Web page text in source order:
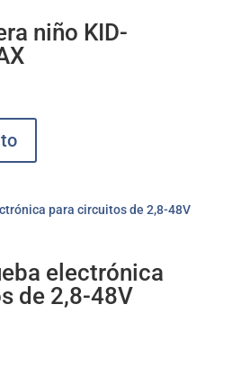
niño KID-
electrónica
de 2,8-48V